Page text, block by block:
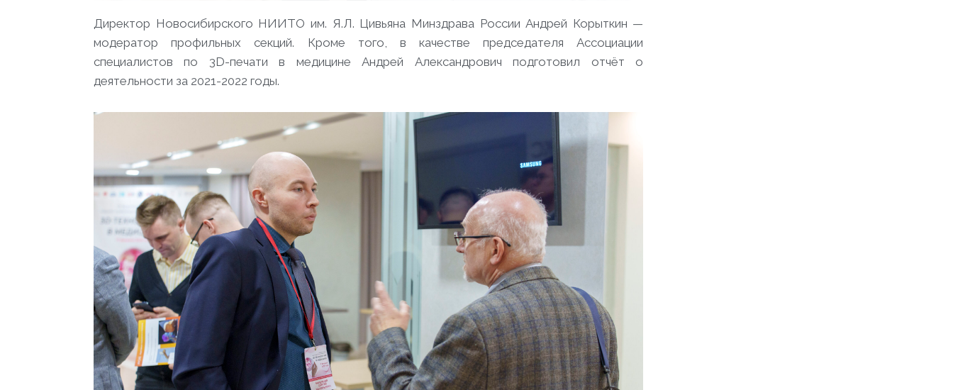
Директор Новосибирского НИИТО им. Я.Л. Цивьяна Минздрава России Андрей Корыткин —
модератор профильных секций. Кроме того, в качестве председателя Ассоциации
специалистов по 3D-печати в медицине Андрей Александрович подготовил отчёт о
деятельности за 2021-2022 годы.